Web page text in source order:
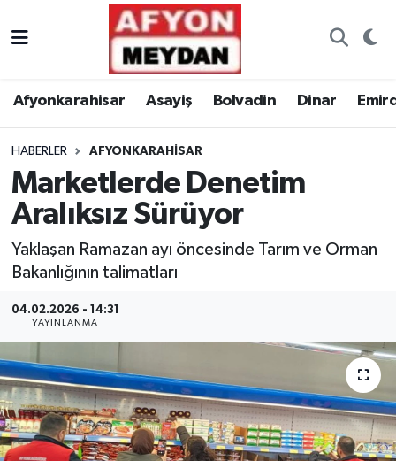
Afyonkarahisar Asayiş Bolvadin Dinar
HABERLER AFYONKARAHISAR
Marketlerde Denetim
Aralıksız Sürüyor
Yaklaşan Ramazan ayı öncesinde Tarım ve Orman
Bakanlığının talimatları
04.02.2026 - 14:31
YAYINLANMA
Nöbetçi Eczaneler
Trafik Durumu
Süper Lig Puan Durumu ve Fikstür
Tüm Manşetler